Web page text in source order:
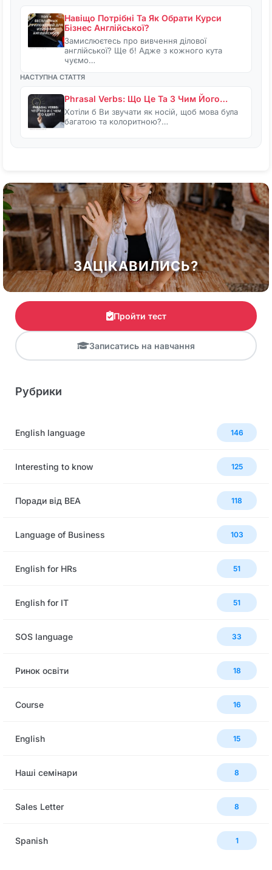
Навіщо Потрібні Та Як Обрати Курси
Бізнес Англійської?
Замислюєтесь про вивчення ділової
англійської? Ще б! Адже з кожного кута
чуємо…
НАСТУПНА СТАТТЯ
Phrasal Verbs: Що Це Та З Чим Його…
Хотіли б Ви звучати як носій, щоб мова була
багатою та колоритною?…
ЗАЦІКАВИЛИСЬ?
Пройти тест
Записатись на навчання
Рубрики
English language 146
Interesting to know 125
Поради від BEA 118
Language of Business 103
English for HRs 51
English for IT 51
SOS language 33
Ринок освіти 18
Сourse 16
English 15
Наші семінари 8
Sales Letter 8
Spanish 1